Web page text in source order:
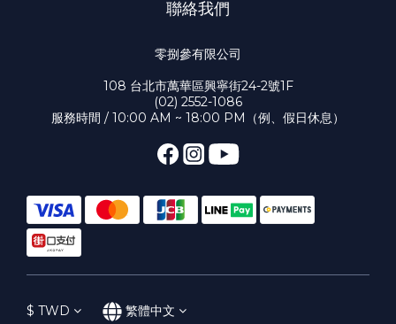
聯絡我們
零捌參有限公司
108 台北市萬華區興寧街24-2號1F
(02) 2552-1086
服務時間 / 10:00 AM ~ 18:00 PM（例、假日休息）
$ TWD 繁體中文